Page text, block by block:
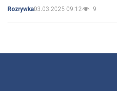
Rozrywka03.03.2025 09:12 9